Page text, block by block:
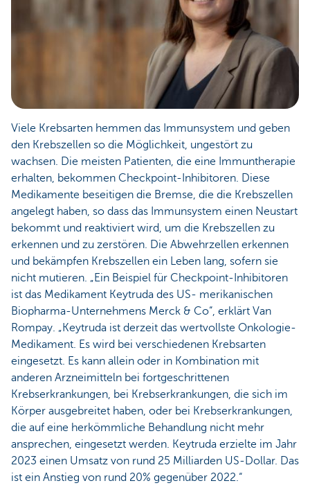
Viele Krebsarten hemmen das Immunsystem und geben
den Krebszellen so die Möglichkeit, ungestört zu
wachsen. Die meisten Patienten, die eine Immuntherapie
erhalten, bekommen Checkpoint-Inhibitoren. Diese
Medikamente beseitigen die Bremse, die die Krebszellen
angelegt haben, so dass das Immunsystem einen Neustart
bekommt und reaktiviert wird, um die Krebszellen zu
erkennen und zu zerstören. Die Abwehrzellen erkennen
und bekämpfen Krebszellen ein Leben lang, sofern sie
nicht mutieren. „Ein Beispiel für Checkpoint-Inhibitoren
ist das Medikament Keytruda des US- merikanischen
Biopharma-Unternehmens Merck & Co“, erklärt Van
Rompay. „Keytruda ist derzeit das wertvollste Onkologie-
Medikament. Es wird bei verschiedenen Krebsarten
eingesetzt. Es kann allein oder in Kombination mit
anderen Arzneimitteln bei fortgeschrittenen
Krebserkrankungen, bei Krebserkrankungen, die sich im
Körper ausgebreitet haben, oder bei Krebserkrankungen,
die auf eine herkömmliche Behandlung nicht mehr
ansprechen, eingesetzt werden. Keytruda erzielte im Jahr
2023 einen Umsatz von rund 25 Milliarden US-Dollar. Das
ist ein Anstieg von rund 20% gegenüber 2022.“